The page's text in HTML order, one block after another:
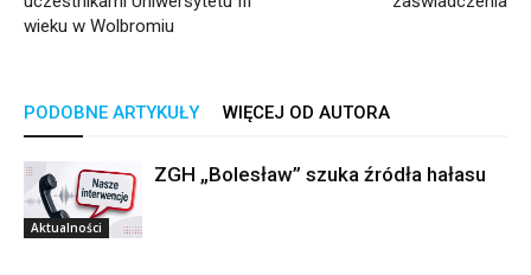
wieku w Wolbromiu
PODOBNE ARTYKUŁY WIĘCEJ OD AUTORA
Aktualności
ZGH „Bolesław” szuka źródła hałasu